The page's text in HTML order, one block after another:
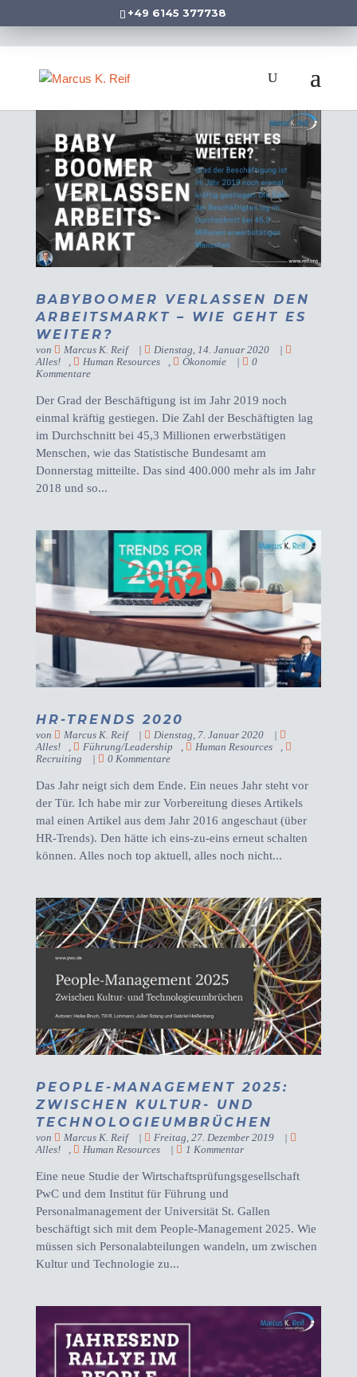
+49 6145 377738
BABYBOOMER VERLASSEN DEN
ARBEITSMARKT – WIE GEHT ES
WEITER?
von Marcus K. Reif | Dienstag, 14. Januar 2020
|
Alles!
, Human Resources , Ökonomie |
0
Kommentare
Der Grad der Beschäftigung ist im Jahr 2019 noch
einmal kräftig gestiegen. Die Zahl der Beschäftigten lag
im Durchschnitt bei 45,3 Millionen erwerbstätigen
Menschen, wie das Statistische Bundesamt am
Donnerstag mitteilte. Das sind 400.000 mehr als im Jahr
2018 und so...
HR-TRENDS 2020
von Marcus K. Reif | Dienstag, 7. Januar 2020
|
Alles!
, Führung/Leadership , Human Resources
,
Recruiting
| 0 Kommentare
Das Jahr neigt sich dem Ende. Ein neues Jahr steht vor
der Tür. Ich habe mir zur Vorbereitung dieses Artikels
mal einen Artikel aus dem Jahr 2016 angeschaut (über
HR-Trends). Den hätte ich eins-zu-eins erneut schalten
können. Alles noch top aktuell, alles noch nicht...
PEOPLE-MANAGEMENT 2025:
ZWISCHEN KULTUR- UND
TECHNOLOGIEUMBRÜCHEN
von Marcus K. Reif | Freitag, 27. Dezember 2019
|
Alles!
, Human Resources | 1 Kommentar
Eine neue Studie der Wirtschaftsprüfungsgesellschaft
PwC und dem Institut für Führung und
Personalmanagement der Universität St. Gallen
beschäftigt sich mit dem People-Management 2025. Wie
müssen sich Personalabteilungen wandeln, um zwischen
Kultur und Technologie zu...